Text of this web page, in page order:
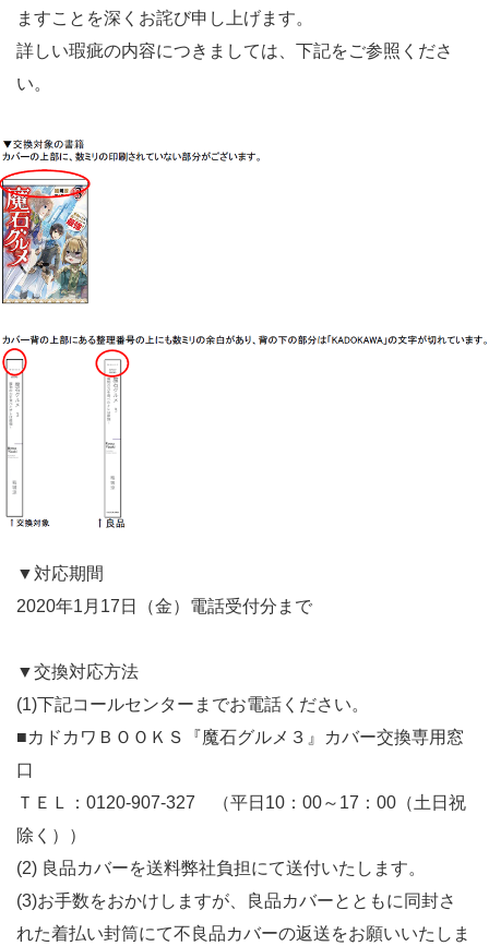
ますことを深くお詫び申し上げます。
詳しい瑕疵の内容につきましては、下記をご参照くださ
い。
▼対応期間
2020年1月17日（金）電話受付分まで
▼交換対応方法
(1)下記コールセンターまでお電話ください。
■カドカワＢＯＯＫＳ『魔石グルメ３』カバー交換専用窓
口
ＴＥＬ：0120-907-327 （平日10：00～17：00（土日祝
除く））
(2) 良品カバーを送料弊社負担にて送付いたします。
(3)お手数をおかけしますが、良品カバーとともに同封さ
れた着払い封筒にて不良品カバーの返送をお願いいたしま